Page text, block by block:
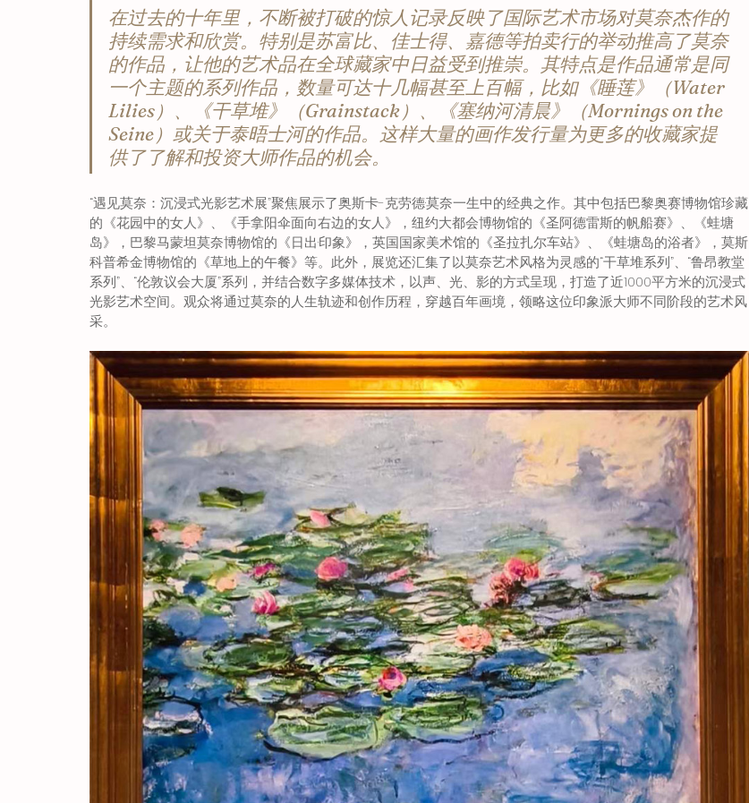
在过去的十年里，不断被打破的惊人记录反映了国际艺术市场对莫奈杰作的
持续需求和欣赏。特别是苏富比、佳士得、嘉德等拍卖行的举动推高了莫奈
的作品，让他的艺术品在全球藏家中日益受到推崇。其特点是作品通常是同
一个主题的系列作品，数量可达十几幅甚至上百幅，比如《睡莲》（Water
Lilies）、《干草堆》（Grainstack）、《塞纳河清晨》（Mornings on the
Seine）或关于泰晤士河的作品。这样大量的画作发行量为更多的收藏家提
供了了解和投资大师作品的机会。
“遇见莫奈：沉浸式光影艺术展”聚焦展示了奥斯卡-克劳德·莫奈一生中的经典之作。其中包括巴黎奥赛博物馆珍藏
的《花园中的女人》、《手拿阳伞面向右边的女人》，纽约大都会博物馆的《圣阿德雷斯的帆船赛》、《蛙塘
岛》，巴黎马蒙坦莫奈博物馆的《日出·印象》，英国国家美术馆的《圣拉扎尔车站》、《蛙塘岛的浴者》，莫斯
科普希金博物馆的《草地上的午餐》等。此外，展览还汇集了以莫奈艺术风格为灵感的“干草堆系列”、“鲁昂教堂
系列”、“伦敦议会大厦”系列，并结合数字多媒体技术，以声、光、影的方式呈现，打造了近1000平方米的沉浸式
光影艺术空间。观众将通过莫奈的人生轨迹和创作历程，穿越百年画境，领略这位印象派大师不同阶段的艺术风
采。